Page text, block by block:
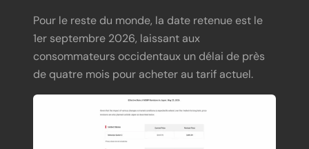
Pour le reste du monde, la date retenue est le
1er septembre 2026, laissant aux
consommateurs occidentaux un délai de près
de quatre mois pour acheter au tarif actuel.